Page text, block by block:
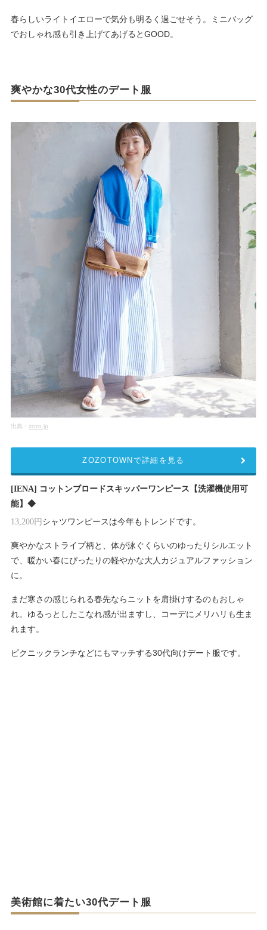
春らしいライトイエローで気分も明るく過ごせそう。ミニバッグ
でおしゃれ感も引き上げてあげるとGOOD。
爽やかな30代女性のデート服
出典： zozo.jp
[IENA] コットンブロードスキッパーワンピース【洗濯機使用可
能】◆
13,200円 シャツワンピースは今年もトレンドです。
爽やかなストライプ柄と、体が泳ぐくらいのゆったりシルエット
で、暖かい春にぴったりの軽やかな大人カジュアルファッション
に。
まだ寒さの感じられる春先ならニットを肩掛けするのもおしゃ
れ。ゆるっとしたこなれ感が出ますし、コーデにメリハリも生ま
れます。
ピクニックランチなどにもマッチする30代向けデート服です。
ZOZOTOWNで詳細を見る
美術館に着たい30代デート服